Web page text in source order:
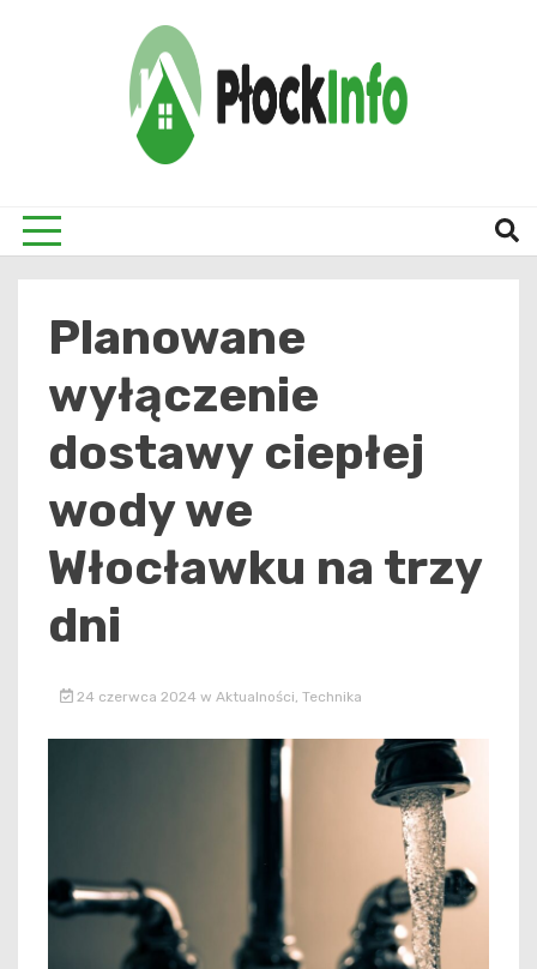
Planowane
wyłączenie
dostawy ciepłej
wody we
Włocławku na trzy
dni
24 czerwca 2024 w Aktualności Technika